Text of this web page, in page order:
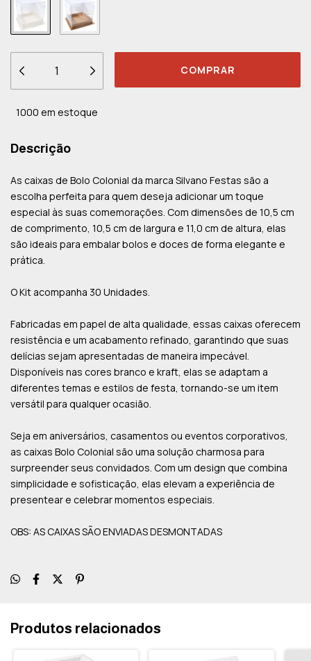
1000 em estoque
Descrição
As caixas de Bolo Colonial da marca Silvano Festas são a
escolha perfeita para quem deseja adicionar um toque
especial às suas comemorações. Com dimensões de 10,5 cm
de comprimento, 10,5 cm de largura e 11,0 cm de altura, elas
são ideais para embalar bolos e doces de forma elegante e
prática.
O Kit acompanha 30 Unidades.
Fabricadas em papel de alta qualidade, essas caixas oferecem
resistência e um acabamento refinado, garantindo que suas
delícias sejam apresentadas de maneira impecável.
Disponíveis nas cores branco e kraft, elas se adaptam a
diferentes temas e estilos de festa, tornando-se um item
versátil para qualquer ocasião.
Seja em aniversários, casamentos ou eventos corporativos,
as caixas Bolo Colonial são uma solução charmosa para
surpreender seus convidados. Com um design que combina
simplicidade e sofisticação, elas elevam a experiência de
presentear e celebrar momentos especiais.
OBS: AS CAIXAS SÃO ENVIADAS DESMONTADAS
Produtos relacionados